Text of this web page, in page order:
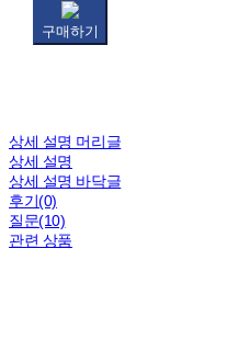
구매하기
상세 설명 머리글
상세 설명
상세 설명 바닥글
후기(0)
질문(10)
관련 상품